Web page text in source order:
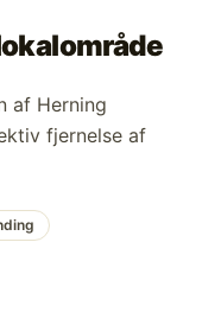
af Herning
fjernelse af